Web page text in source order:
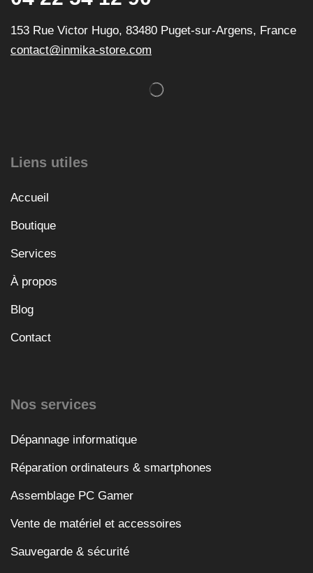
153 Rue Victor Hugo, 83480 Puget-sur-Argens, France
contact@inmika-store.com
Liens utiles
Accueil
Boutique
Services
À propos
Blog
Contact
Nos services
Dépannage informatique
Réparation ordinateurs & smartphones
Assemblage PC Gamer
Vente de matériel et accessoires
Sauvegarde & sécurité